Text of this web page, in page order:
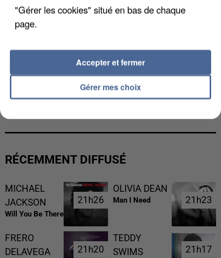
L’UN DES FONDATEURS SUPPOSÉS DE LA DZ
RÉCEMMENT DIFFUSÉ
MICHAEL
JACKSON
Will You Be There
21h26
21h26
OLIVIA DEAN
Man I Need 21h23
21h23
FRERO
DELAVEGA
21h20
21h20
TEDDY
SWIMS
21h17
21h17
"Gérer les cookies" situé en bas de chaque
page.
Gérer mes choix
Accepter et fermer